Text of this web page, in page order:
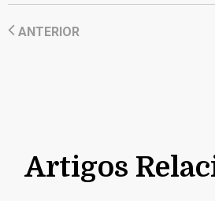
ANTERIOR
Artigos